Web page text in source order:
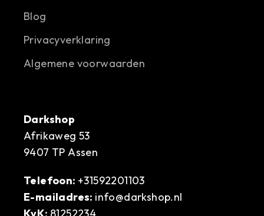
Blog
Privacyverklaring
Algemene voorwaarden
Darkshop
Afrikaweg 53
9407 TP Assen
Telefoon: +31592201103
E-mailadres: info@darkshop.nl